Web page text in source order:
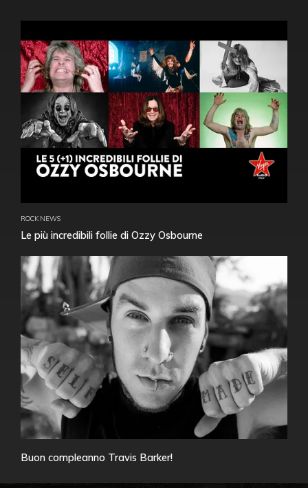
ROCK NEWS
Le più incredibili follie di Ozzy Osbourne
Buon compleanno Travis Barker!